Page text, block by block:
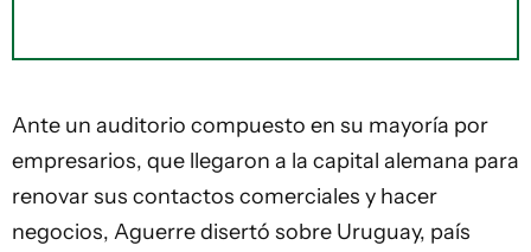
Ante un auditorio compuesto en su mayoría por
empresarios, que llegaron a la capital alemana para
renovar sus contactos comerciales y hacer
negocios, Aguerre disertó sobre Uruguay, país